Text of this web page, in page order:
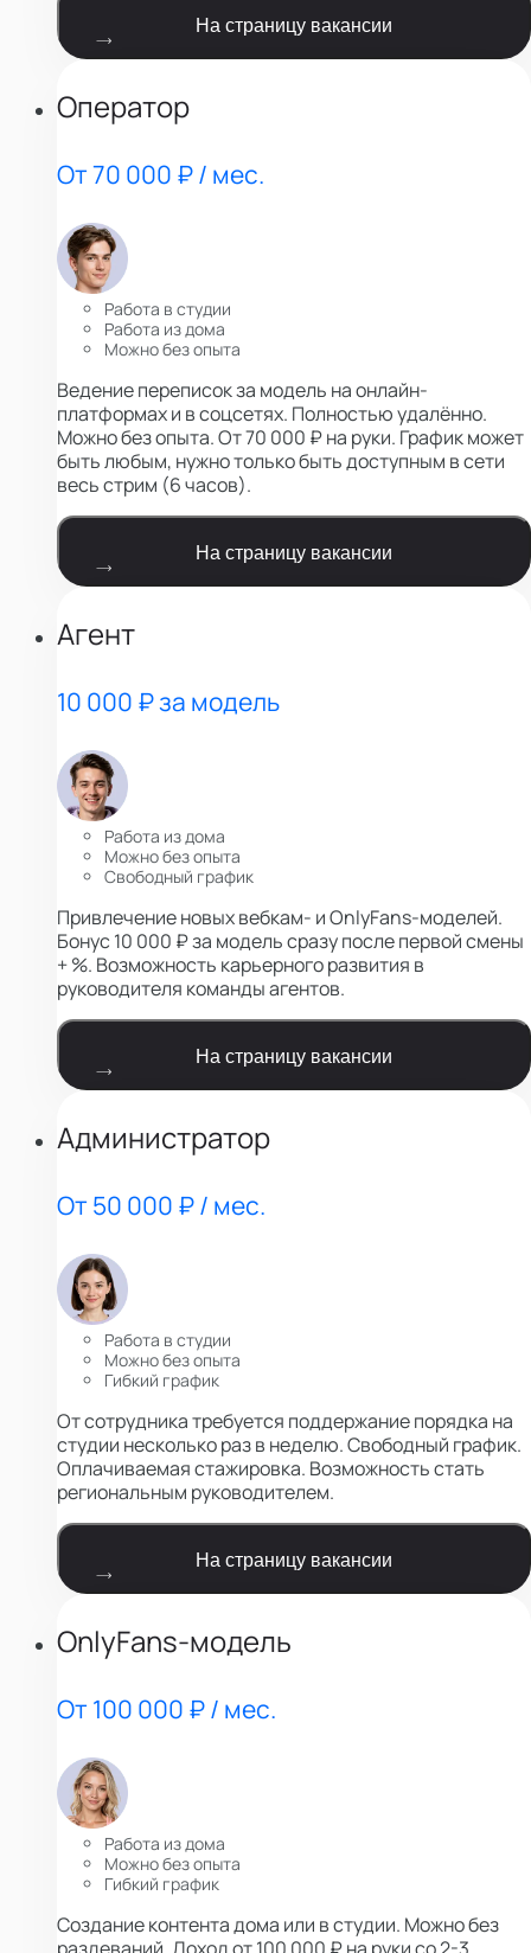
На страницу вакансии
Оператор
От 70 000 ₽ / мес.
Работа в студии
Работа из дома
Можно без опыта
Ведение переписок за модель на онлайн-
платформах и в соцсетях. Полностью удалённо.
Можно без опыта. От 70 000 ₽ на руки. График может
быть любым, нужно только быть доступным в сети
весь стрим (6 часов).
На страницу вакансии
Агент
10 000 ₽ за модель
Работа из дома
Можно без опыта
Свободный график
Привлечение новых вебкам- и OnlyFans-моделей.
Бонус 10 000 ₽ за модель сразу после первой смены
+ %. Возможность карьерного развития в
руководителя команды агентов.
На страницу вакансии
Администратор
От 50 000 ₽ / мес.
Работа в студии
Можно без опыта
Гибкий график
От сотрудника требуется поддержание порядка на
студии несколько раз в неделю. Свободный график.
Оплачиваемая стажировка. Возможность стать
региональным руководителем.
На страницу вакансии
OnlyFans-модель
От 100 000 ₽ / мес.
Работа из дома
Можно без опыта
Гибкий график
Создание контента дома или в студии. Можно без
раздеваний. Доход от 100 000 ₽ на руки со 2-3